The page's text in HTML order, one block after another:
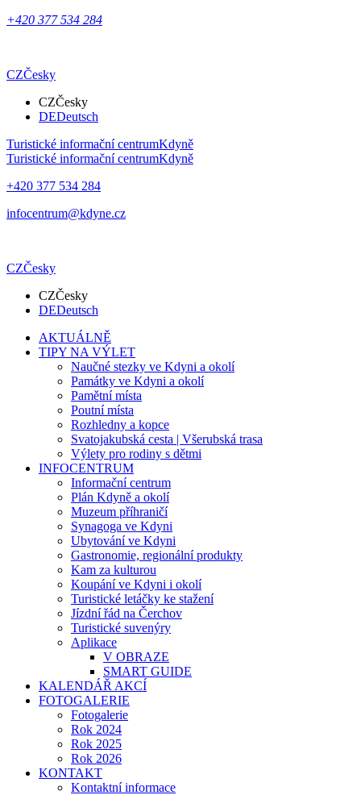
+420 377 534 284
CZČesky
CZČesky
DEDeutsch
Turistické informační centrumKdyně
Turistické informační centrumKdyně
+420 377 534 284
infocentrum@kdyne.cz
CZČesky
CZČesky
DEDeutsch
AKTUÁLNĚ
TIPY NA VÝLET
Naučné stezky ve Kdyni a okolí
Památky ve Kdyni a okolí
Pamětní místa
Poutní místa
Rozhledny a kopce
Svatojakubská cesta | Všerubská trasa
Výlety pro rodiny s dětmi
INFOCENTRUM
Informační centrum
Plán Kdyně a okolí
Muzeum příhraničí
Synagoga ve Kdyni
Ubytování ve Kdyni
Gastronomie, regionální produkty
Kam za kulturou
Koupání ve Kdyni i okolí
Turistické letáčky ke stažení
Jízdní řád na Čerchov
Turistické suvenýry
Aplikace
V OBRAZE
SMART GUIDE
KALENDÁŘ AKCÍ
FOTOGALERIE
Fotogalerie
Rok 2024
Rok 2025
Rok 2026
KONTAKT
Kontaktní informace